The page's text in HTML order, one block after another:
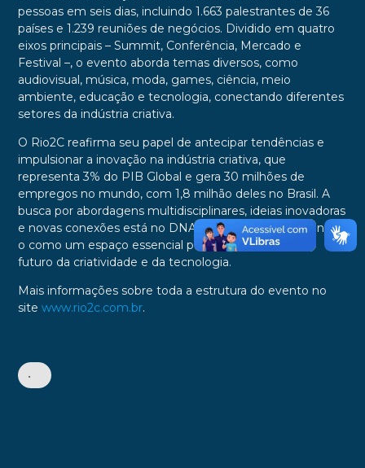
pessoas em seis dias, incluindo 1.663 palestrantes de 36
países e 1.239 reuniões de negócios. Dividido em quatro
eixos principais – Summit, Conferência, Mercado e
Festival –, o evento aborda temas diversos, como
audiovisual, música, moda, games, ciência, meio
ambiente, educação e tecnologia, conectando diferentes
setores da indústria criativa.
O Rio2C reafirma seu papel de antecipar tendências e
impulsionar a inovação na indústria criativa, que
representa 3% do PIB Global e gera 30 milhões de
empregos no mundo, com 1,8 milhão deles no Brasil. A
busca por abordagens multidisciplinares, ideias inovadoras
e novas conexões está no DNA do evento, consolidando-
o como um espaço essencial para reflexões sobre o
futuro da criatividade e da tecnologia.
Mais informações sobre toda a estrutura do evento no
site www.rio2c.com.br.
•